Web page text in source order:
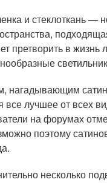
и стеклоткань —
претворить в
нагадывающим
все лучшее от всех
на форумах
поэтому
несколько